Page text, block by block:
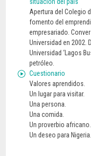
Apertura del Colegio
fomento del
empresariado.
Universidad en 2002.
Universidad ‘Lagos
petróleo.
Cuestionario
Valores aprendidos.
Un lugar para visitar.
Una persona.
Una comida.
Un proverbio africano.
Un deseo para Nigeria.